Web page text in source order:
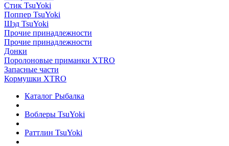
Стик TsuYoki
Поппер TsuYoki
Шэд TsuYoki
Прочие принадлежности
Прочие принадлежности
Донки
Поролоновые приманки XTRO
Запасные части
Кормушки XTRO
Каталог Рыбалка
Воблеры TsuYoki
Раттлин TsuYoki